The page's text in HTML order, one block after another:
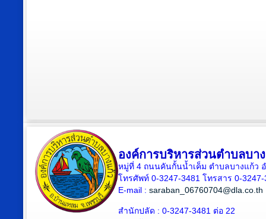
องค์การบริหารส่วนตำบลบา
หมู่ที่ 4 ถนนคันกั้นน้ำเค็ม ตำบลบางแก้ว
โทรศัพท์ 0-3247-3481 โทรสาร 0-3247-
E-mail : saraban_06760704@dla.co.th
สำนักปลัด : 0-3247-3481 ต่อ 22